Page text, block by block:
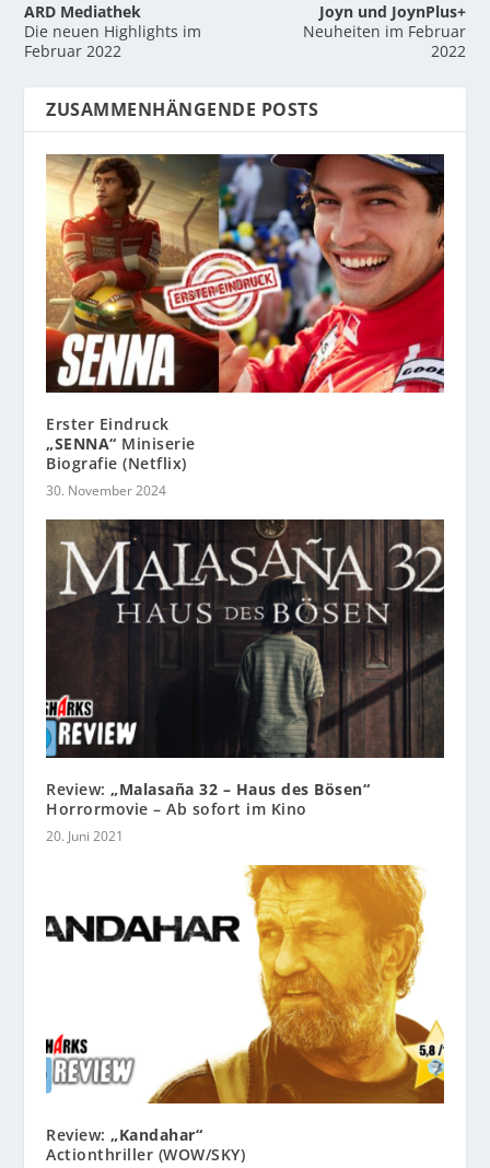
ARD Mediathek
Die neuen Highlights im
Februar 2022
Joyn und JoynPlus+
Neuheiten im Februar
2022
ZUSAMMENHÄNGENDE POSTS
Erster Eindruck
„SENNA“ Miniserie
Biografie (Netflix)
30. November 2024
Review:„Malasaña 32 – Haus des Bösen“
Horrormovie – Ab sofort im Kino
20. Juni 2021
Review:„Kandahar“
Actionthriller (WOW/SKY)